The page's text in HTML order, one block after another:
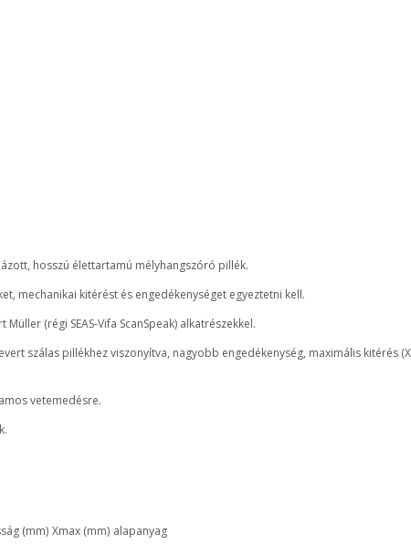
hosszú élettartamú mélyhangszóró pillék.
mechanikai kitérést és engedékenységet egyeztetni kell.
(régi SEAS-Vifa ScanSpeak) alkatrészekkel.
szálas pillékhez viszonyítva, nagyobb engedékenység, maximális kitérés
vetemedésre.
(mm) Xmax (mm) alapanyag